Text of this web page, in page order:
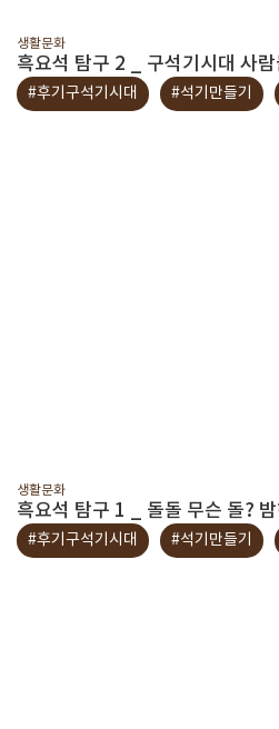
생활문화
흑요석 탐구 2 _ 구석기시대 사
#후기구석기시대 #석기만들기
생활문화
흑요석 탐구 1 _ 돌돌 무슨 돌?
#후기구석기시대 #석기만들기